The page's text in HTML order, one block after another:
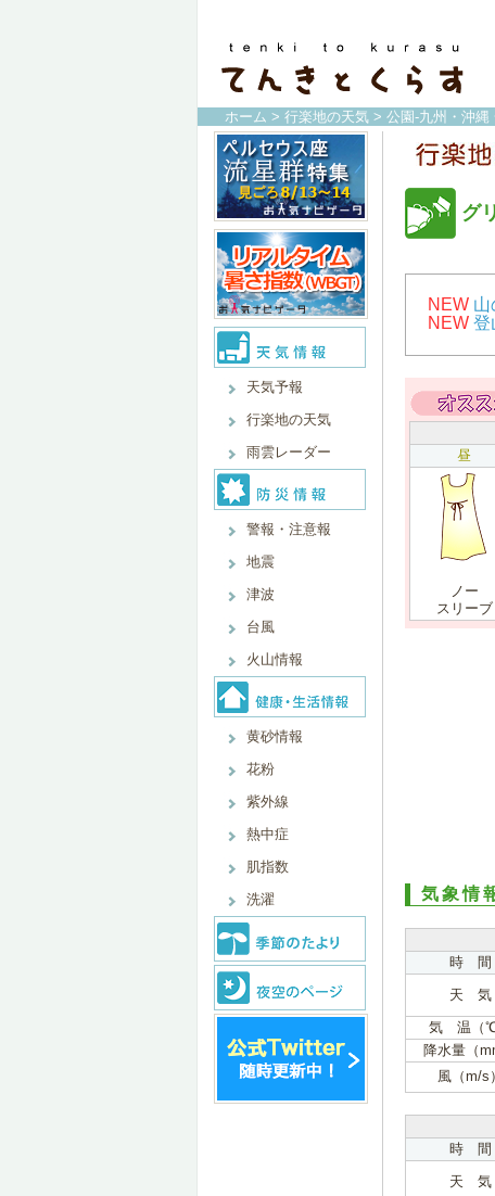
ホーム > 行楽地の天気 > 公園-九州・沖縄
天気予報
行楽地の天気
雨雲レーダー
警報・注意報
地震
津波
台風
火山情報
黄砂情報
花粉
紫外線
熱中症
肌指数
洗濯
グ
NEW 山
NEW 登
昼
ノー
スリーブ
気象情
時 間
天 気
気 温（℃
降水量（
風（m/s）
時 間
天 気